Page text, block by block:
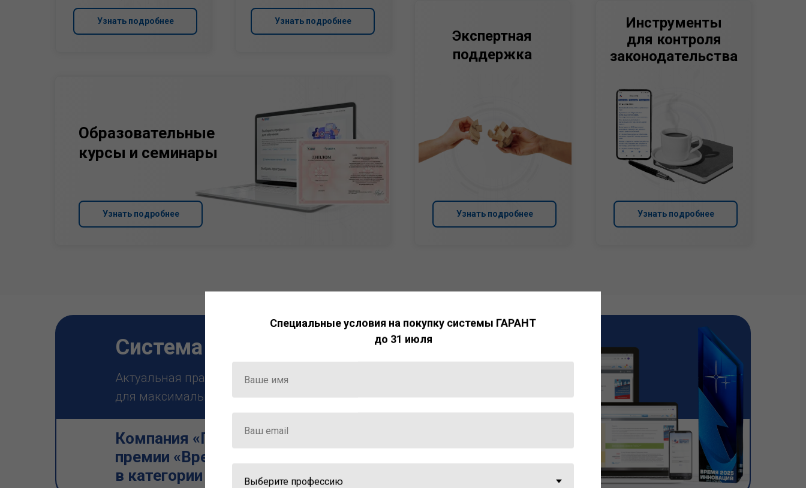
Узнать подробнее
Экспертная
поддержка
Узнать подробнее
Инструменты
для контроля
законодательства
Узнать подробнее
Узнать подробнее
Образовательные
курсы и семинары
Узнать подробнее
Компания «Гарант» стала победителем
премии «Время инноваций — 2025»
в категории «Искусственный интеллект»
Система ГАРАНТ
Актуальная правовая информация и инструменты
для максимально эффективной работы с ней.
Специальные условия на покупку системы ГАРАНТ
до 31 июля